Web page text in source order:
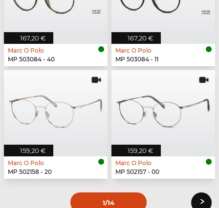
167,20 €
Marc O Polo
MP 503084 - 40
167,20 €
Marc O Polo
MP 503084 - 11
159,20 €
Marc O Polo
MP 502158 - 20
159,20 €
Marc O Polo
MP 502157 - 00
1/14 ›